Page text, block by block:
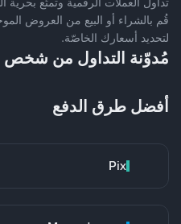
قُم بالشراء أو البيع من العروض
لتحديد أسعارك الخاصّة.
مُدوّنة التداول من
أفضل طرق الدفع
Pix